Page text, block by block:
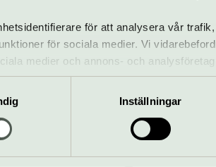
för att analysera vår
för sociala medier. Vi
medier och annons- och
annan information som du har
Inställningar